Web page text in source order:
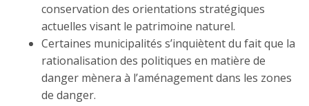
conservation des orientations stratégiques
actuelles visant le patrimoine naturel.
Certaines municipalités s’inquiètent du fait que la
rationalisation des politiques en matière de
danger mènera à l’aménagement dans les zones
de danger.